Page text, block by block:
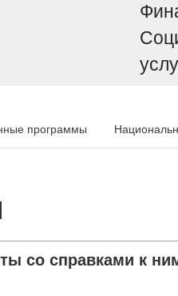
программы
со справками к